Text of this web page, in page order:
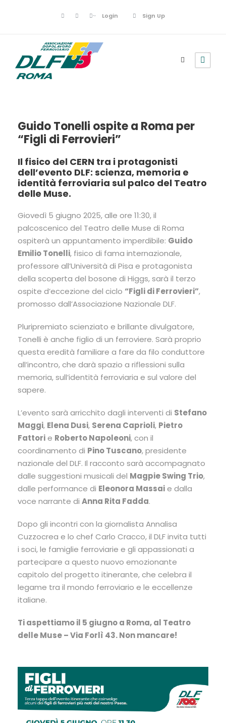
Login Sign Up
Guido Tonelli ospite a Roma per
“Figli di Ferrovieri”
Il fisico del CERN tra i protagonisti
dell’evento DLF: scienza, memoria e
identità ferroviaria sul palco del Teatro
delle Muse.
Giovedì 5 giugno 2025, alle ore 11:30, il
palcoscenico del Teatro delle Muse di Roma
ospiterà un appuntamento imperdibile: Guido
Emilio Tonelli, fisico di fama internazionale,
professore all’Università di Pisa e protagonista
della scoperta del bosone di Higgs, sarà il terzo
ospite d’eccezione del ciclo “Figli di Ferrovieri”,
promosso dall’Associazione Nazionale DLF.
Pluripremiato scienziato e brillante divulgatore,
Tonelli è anche figlio di un ferroviere. Sarà proprio
questa eredità familiare a fare da filo conduttore
all’incontro, che darà spazio a riflessioni sulla
memoria, sull’identità ferroviaria e sul valore del
sapere.
L’evento sarà arricchito dagli interventi di Stefano
Maggi, Elena Dusi, Serena Caprioli, Pietro
Fattorie Roberto Napoleoni, con il
coordinamento di Pino Tuscano, presidente
nazionale del DLF. Il racconto sarà accompagnato
dalle suggestioni musicali del Magpie Swing Trio,
dalle performance di Eleonora Massaie dalla
voce narrante di Anna Rita Fadda.
Dopo gli incontri con la giornalista Annalisa
Cuzzocrea e lo chef Carlo Cracco, il DLF invita tutti
i soci, le famiglie ferroviarie e gli appassionati a
partecipare a questo nuovo emozionante
capitolo del progetto itinerante, che celebra il
legame tra il mondo ferroviario e le eccellenze
italiane.
Ti aspettiamo il 5 giugno a Roma, al Teatro
delle Muse – Via Forlì 43. Non mancare!